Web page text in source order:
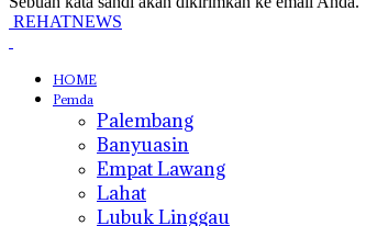
REHATNEWS
HOME
Pemda
Palembang
Banyuasin
Empat Lawang
Lahat
Lubuk Linggau